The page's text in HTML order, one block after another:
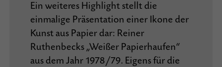
Ein weiteres Highlight stellt die
einmalige Präsentation einer Ikone der
Kunst aus Papier dar: Reiner
Ruthenbecks „Weißer Papierhaufen“
aus dem Jahr 1978/79. Eigens für die